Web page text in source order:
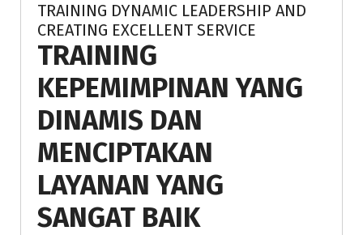
TRAINING DYNAMIC LEADERSHIP AND
CREATING EXCELLENT SERVICE
TRAINING
KEPEMIMPINAN YANG
DINAMIS DAN
MENCIPTAKAN
LAYANAN YANG
SANGAT BAIK